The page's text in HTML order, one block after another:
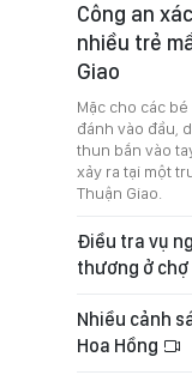
Công an
nhiều trẻ
Giao
Mặc cho các
đánh vào đầu,
thun bắn vào
xảy ra tại một
Thuận Giao.
Điều tra vụ
thương ở chợ
Nhiều cảnh
Hoa Hồng